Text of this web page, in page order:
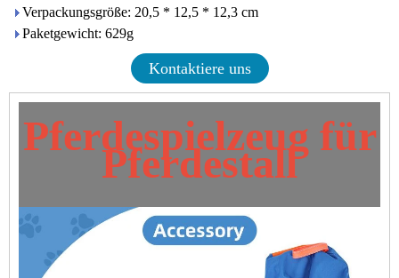
Verpackungsgröße: 20,5 * 12,5 * 12,3 cm
Paketgewicht: 629g
Kontaktiere uns
Pferdespielzeug für
Pferdestall